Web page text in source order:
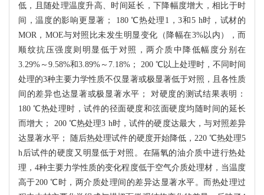
低，且随处理温度升高、时间延长，下降幅度增大，相比于时
间，温度的影响更显著； 180 ℃热处理1，3和5 h时，试材的
MOR，MOE与对照比未发生明显变化（降幅在3%以内），而
顺纹抗压强度则明显低于对照，两介质中降低幅度分别在
3.29%～9.58%和3.89%～7.18%； 200 ℃以上处理时，不同时间
处理的3种主要力学性质不仅显著或极显著低于对照，且各性质
间的差异也达显著或极显著水平； 对硬度的测试结果表明：
180 ℃热处理时，试件的径面硬度和弦面硬度均随时间的延长
而增大； 200 ℃热处理3 h时，试件的硬度达最大，与对照差异
达显著水平； 随后热处理试件的硬度开始降低，220 ℃热处理5
h后试件的硬度又明显低于对照。在隔氧的油介质中进行热处
理，4种主要力学性质的变化程度低于空气介质处理材，当温度
高于200 ℃时，两介质处理间的差异达显著水平。而热处理过